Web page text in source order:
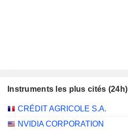
Instruments les plus cités (24h)
CRÉDIT AGRICOLE S.A.
NVIDIA CORPORATION